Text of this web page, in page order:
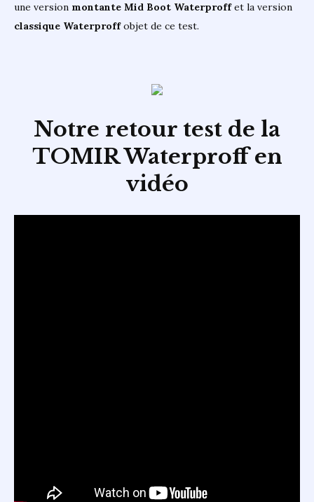
une version montante Mid Boot Waterproffet la version
classique Waterproffobjet de ce test.
Notre retour test de la
TOMIR Waterproff en
vidéo